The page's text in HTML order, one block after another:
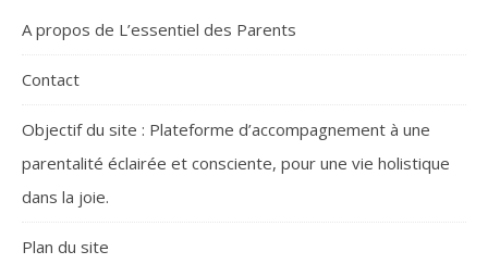
A propos de L’essentiel des Parents
Contact
Objectif du site : Plateforme d’accompagnement à une
parentalité éclairée et consciente, pour une vie holistique
dans la joie.
Plan du site